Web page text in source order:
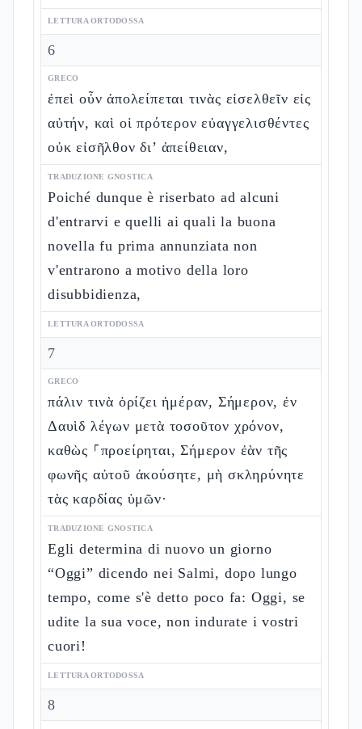
LETTURA ORTODOSSA
6
GRECO
ἐπεὶ οὖν ἀπολείπεται τινὰς εἰσελθεῖν εἰς
αὐτήν, καὶ οἱ πρότερον εὐαγγελισθέντες
οὐκ εἰσῆλθον δι’ ἀπείθειαν,
TRADUZIONE GNOSTICA
Poiché dunque è riserbato ad alcuni
d'entrarvi e quelli ai quali la buona
novella fu prima annunziata non
v'entrarono a motivo della loro
disubbidienza,
LETTURA ORTODOSSA
7
GRECO
πάλιν τινὰ ὁρίζει ἡμέραν, Σήμερον, ἐν
Δαυὶδ λέγων μετὰ τοσοῦτον χρόνον,
καθὼς ⸀προείρηται, Σήμερον ἐὰν τῆς
φωνῆς αὐτοῦ ἀκούσητε, μὴ σκληρύνητε
τὰς καρδίας ὑμῶν·
TRADUZIONE GNOSTICA
Egli determina di nuovo un giorno
“Oggi” dicendo nei Salmi, dopo lungo
tempo, come s'è detto poco fa: Oggi, se
udite la sua voce, non indurate i vostri
cuori!
LETTURA ORTODOSSA
8